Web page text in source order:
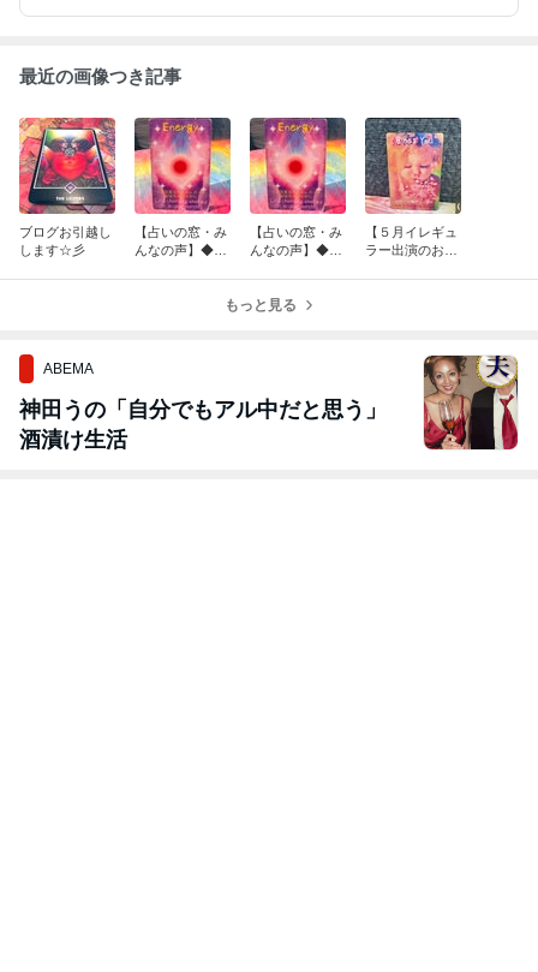
最近の画像つき記事
ブログお引越し
します☆彡
【占いの窓・み
んなの声】◆フ
【占いの窓・み
んなの声】◆匿
【５月イレギュ
ラー出演のお知
もっと見る
ABEMA
神田うの「自分でもアル中だと思う」
酒漬け生活